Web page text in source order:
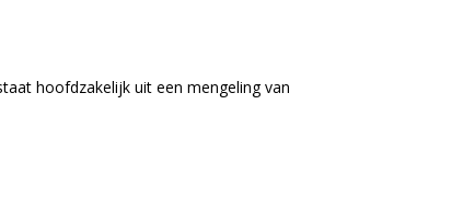
hoofdzakelijk uit een mengeling van